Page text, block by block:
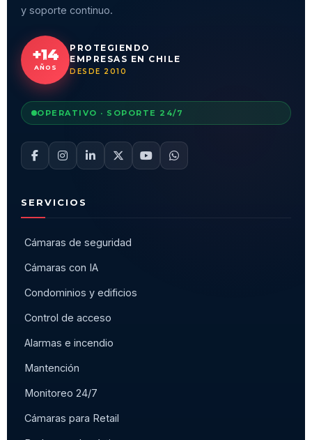
y soporte continuo.
+14
AÑOS
PROTEGIENDO
EMPRESAS EN CHILE
DESDE 2010
OPERATIVO · SOPORTE 24/7
SERVICIOS
Cámaras de seguridad
Cámaras con IA
Condominios y edificios
Control de acceso
Alarmas e incendio
Mantención
Monitoreo 24/7
Cámaras para Retail